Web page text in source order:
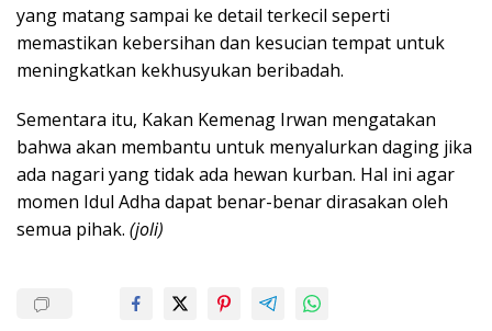
yang matang sampai ke detail terkecil seperti
memastikan kebersihan dan kesucian tempat untuk
meningkatkan kekhusyukan beribadah.
Sementara itu, Kakan Kemenag Irwan mengatakan
bahwa akan membantu untuk menyalurkan daging jika
ada nagari yang tidak ada hewan kurban. Hal ini agar
momen Idul Adha dapat benar-benar dirasakan oleh
semua pihak. (joli)